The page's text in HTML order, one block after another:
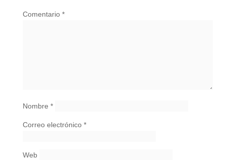
Comentario *
Nombre *
Correo electrónico *
Web